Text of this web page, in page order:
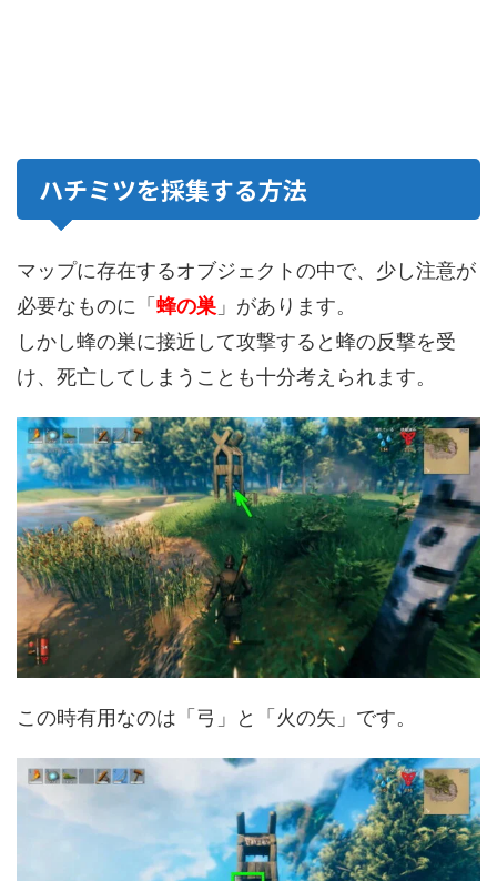
ハチミツを採集する方法
マップに存在するオブジェクトの中で、少し注意が
必要なものに「 蜂の巣 」があります。
しかし蜂の巣に接近して攻撃すると蜂の反撃を受
け、死亡してしまうことも十分考えられます。
この時有用なのは「弓」と「火の矢」です。